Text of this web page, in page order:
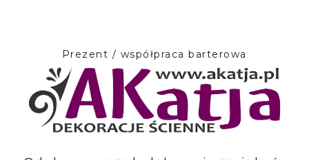
Prezent / współpraca barterowa